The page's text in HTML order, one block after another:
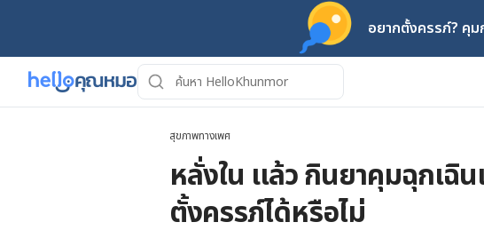
อยากตั้งครรภ์? คุม
สุขภาพทางเพศ
หลั่งใน แล้ว กินยาคุมฉุกเฉิ
ตั้งครรภ์ได้หรือไม่